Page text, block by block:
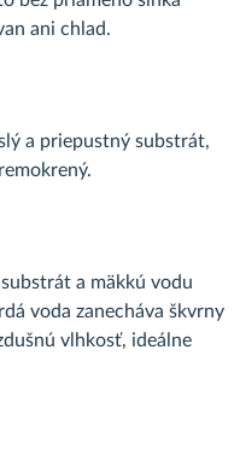
ani chlad.
a priepustný substrát,
a mäkkú vodu
voda zanecháva škvrny
vlhkosť, ideálne